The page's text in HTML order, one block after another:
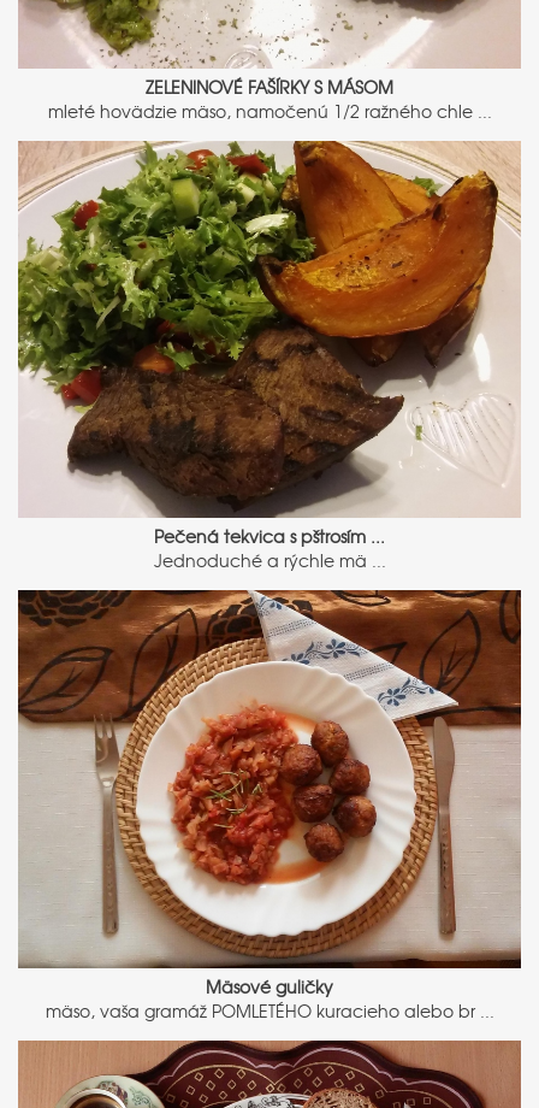
ZELENINOVÉ FAŠÍRKY S MÁSOM
mleté hovädzie mäso, namočenú 1/2 ražného chle ...
Pečená tekvica s pštrosím ...
Jednoduché a rýchle mä ...
Mäsové guličky
mäso, vaša gramáž POMLETÉHO kuracieho alebo br ...